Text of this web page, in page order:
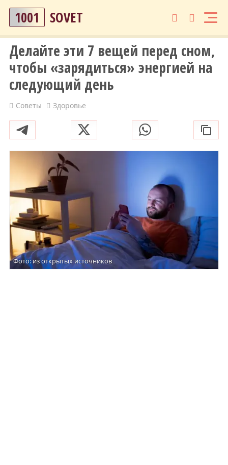
1001 SOVET
Делайте эти 7 вещей перед сном,
чтобы «зарядиться» энергией на
следующий день
Советы Здоровье
Фото: из открытых источников